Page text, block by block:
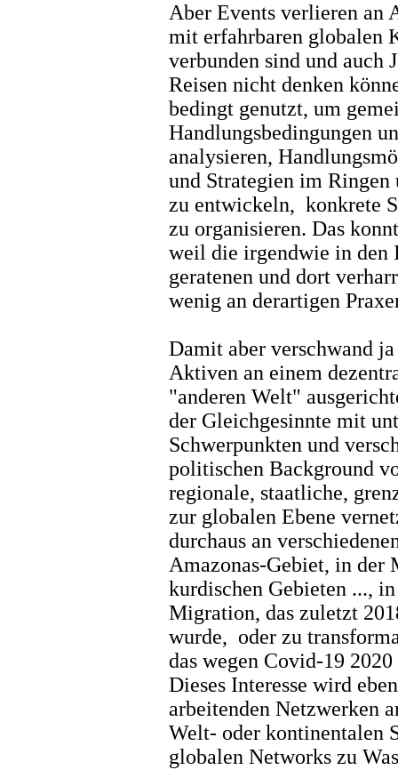
Aber Events verlieren an
mit erfahrbaren globalen
verbunden sind und auch
Reisen nicht denken
bedingt genutzt, um
Handlungsbedingungen
analysieren,
und Strategien im
zu entwickeln, konkrete
zu organisieren. Das
weil die irgendwie in den
geratenen und dort
wenig an derartigen
Damit aber verschwand
Aktiven an einem
"anderen Welt"
der Gleichgesinnte mit
Schwerpunkten und
politischen Background
regionale, staatliche,
zur globalen Ebene
durchaus an
Amazonas-Gebiet, in der
kurdischen Gebieten ...,
Migration, das zuletzt
wurde, oder zu
das wegen Covid-19
Dieses Interesse wird
arbeitenden Netzwerken
Welt- oder kontinentalen
globalen Networks zu